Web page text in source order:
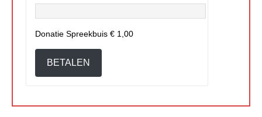
Donatie Spreekbuis € 1,00
BETALEN